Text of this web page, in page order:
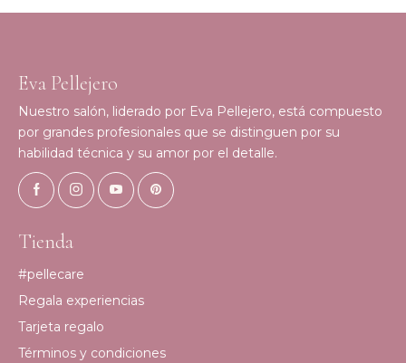
Eva Pellejero
Nuestro salón, liderado por Eva Pellejero, está compuesto
por grandes profesionales que se distinguen por su
habilidad técnica y su amor por el detalle.
Tienda
#pellecare
Regala experiencias
Tarjeta regalo
Términos y condiciones